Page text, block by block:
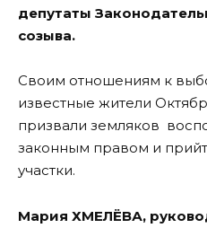
депутаты
созыва.
Своим отношениям к
известные жители
призвали земляков
законным правом и
участки.
Мария ХМЕЛЁВА,